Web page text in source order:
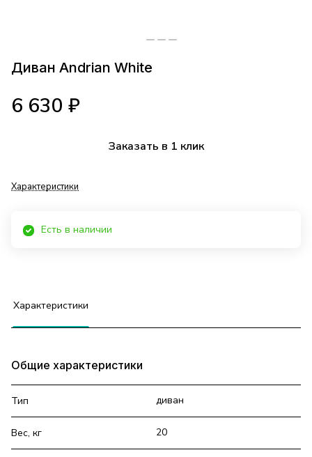
Диван Andrian White
6 630 ₽
Заказать в 1 клик
Характеристики
Есть в наличии
Характеристики
Общие характеристики
Тип диван
Вес, кг 20